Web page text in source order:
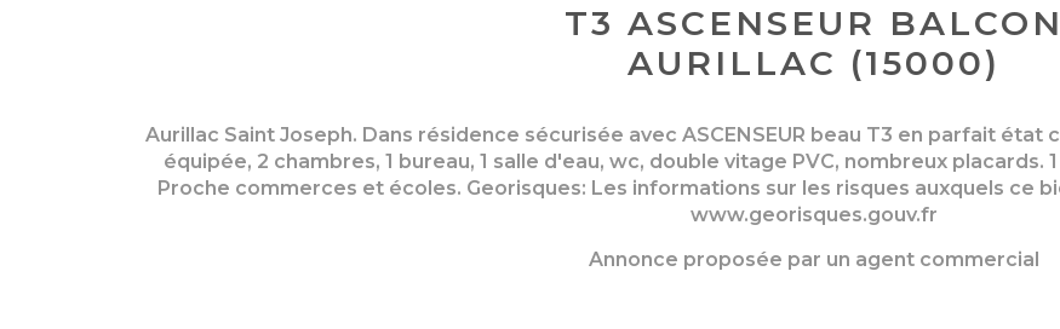
T3 ASCENSEUR BALCON
AURILLAC (15000)
Aurillac Saint Joseph. Dans résidence sécurisée avec ASCENSEUR beau T3 en parfait état
équipée, 2 chambres, 1 bureau, 1 salle d'eau, wc, double vitage PVC, nombreux
Proche commerces et écoles. Georisques: Les informations sur les risques auxquels ce
www.georisques.gouv.fr
Annonce proposée par un agent commercial